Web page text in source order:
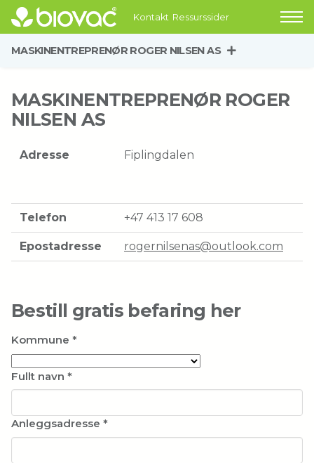
Kontakt Ressurssider
MASKINENTREPRENØR ROGER NILSEN AS
MASKINENTREPRENØR ROGER
NILSEN AS
Adresse Fiplingdalen
Telefon +47 413 17 608
Epostadresse rogernilsenas@outlook.com
Bestill gratis befaring her
Kommune *
Fullt navn *
Anleggsadresse *